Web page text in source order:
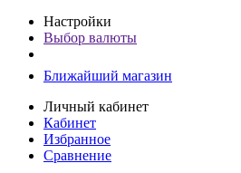
Настройки
Выбор валюты
Ближайший магазин
Личный кабинет
Кабинет
Избранное
Сравнение